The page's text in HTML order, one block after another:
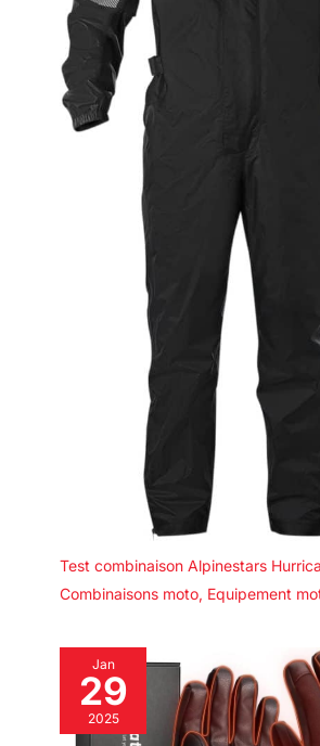
Test combinaison Alpinestars
Combinaisons moto, Equipement
Jan
29
2025